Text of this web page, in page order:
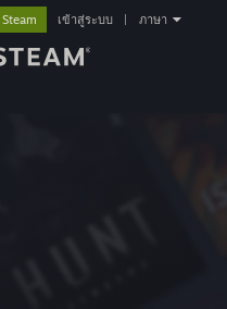
เข้าสู่ระบบ ภาษา